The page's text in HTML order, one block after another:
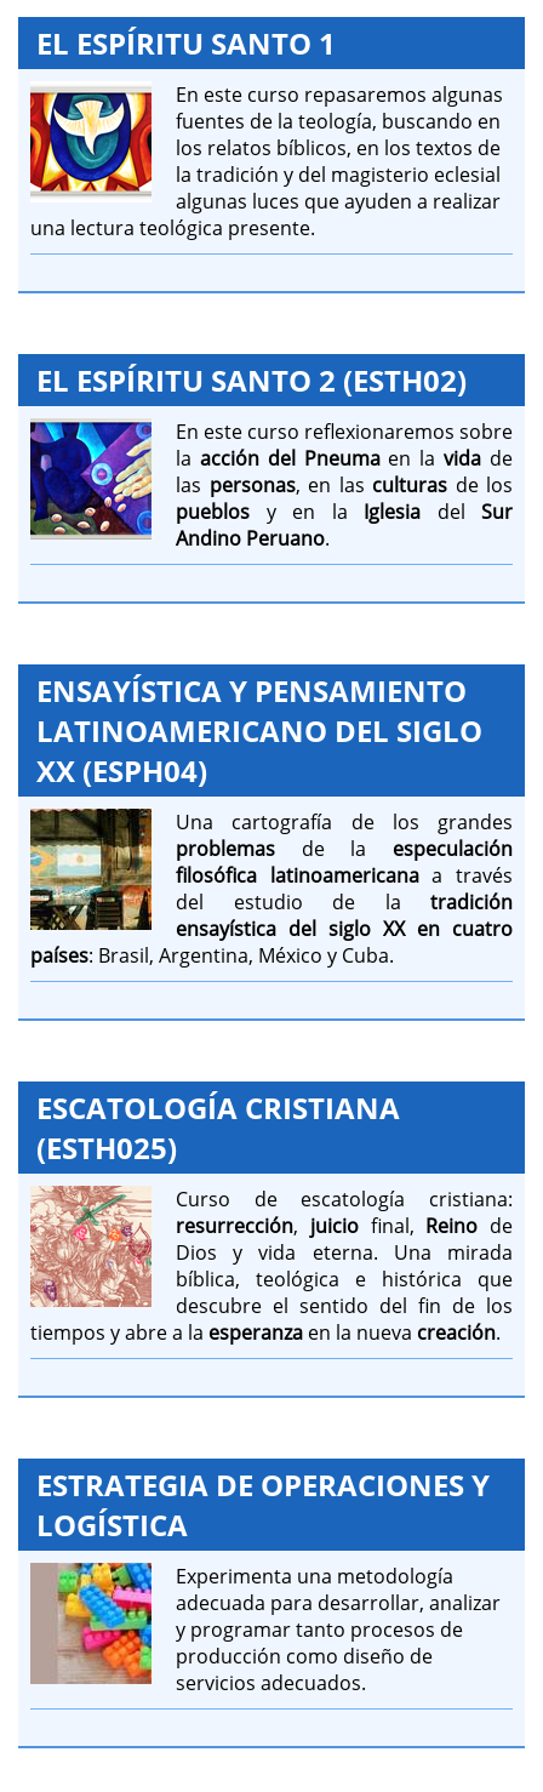
EL ESPÍRITU SANTO 1
En este curso repasaremos algunas
fuentes de la teología, buscando en
los relatos bíblicos, en los textos de
la tradición y del magisterio eclesial
algunas luces que ayuden a realizar
una lectura teológica presente.
EL ESPÍRITU SANTO 2 (ESTH02)
En este curso reflexionaremos sobre
la acción del Pneumaen lavida de
las personas, en las culturas de los
pueblos y en la Iglesia del Sur
Andino Peruano.
ENSAYÍSTICA Y PENSAMIENTO
LATINOAMERICANO DEL SIGLO
XX (ESPH04)
Una cartografía de los grandes
problemas de la especulación
filosófica latinoamericanaa través
del estudio de la tradición
ensayística del siglo XX en cuatro
países: Brasil, Argentina, México y Cuba.
ESCATOLOGÍA CRISTIANA
(ESTH025)
Curso de escatología cristiana:
resurrección, juiciofinal, Reino de
Dios y vida eterna. Una mirada
bíblica, teológica e histórica que
descubre el sentido del fin de los
tiempos y abre a la esperanza en la nueva creación.
ESTRATEGIA DE OPERACIONES Y
LOGÍSTICA
Experimenta una metodología
adecuada para desarrollar, analizar
y programar tanto procesos de
producción como diseño de
servicios adecuados.